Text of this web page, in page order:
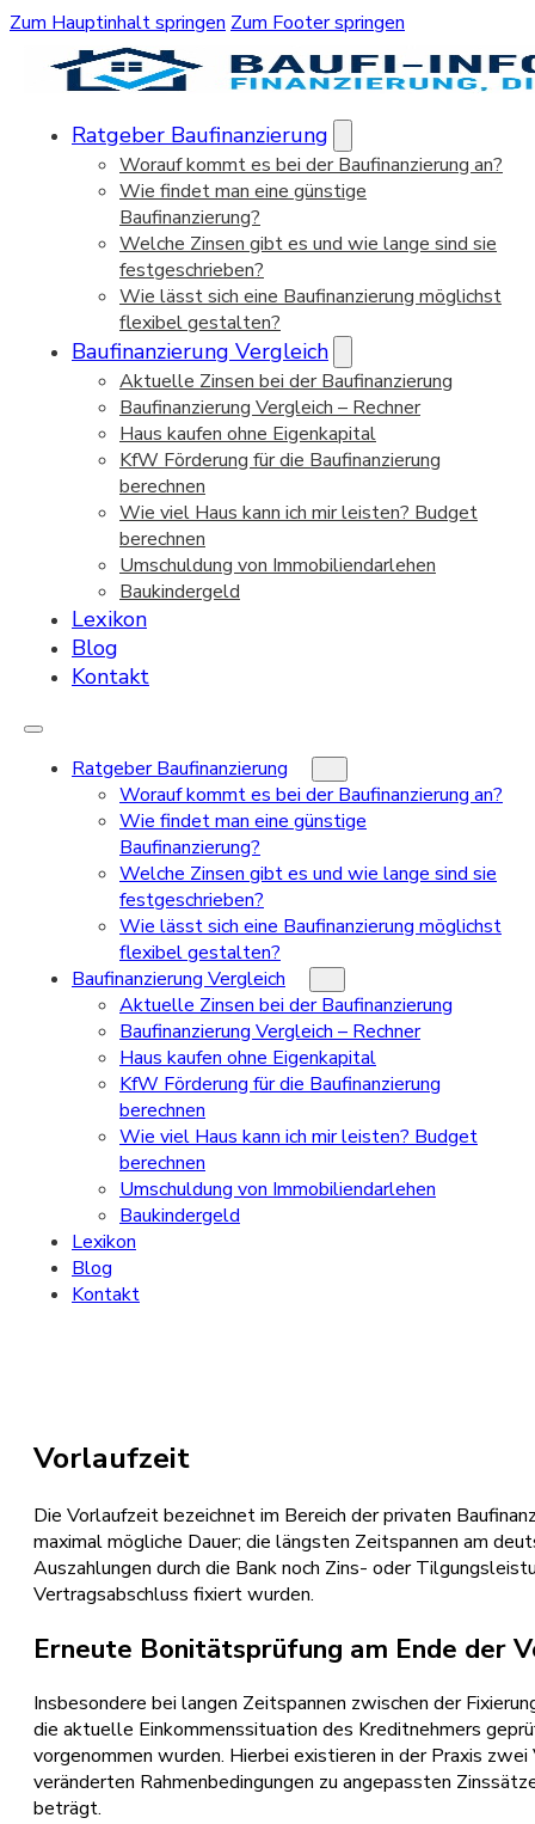
Zum Hauptinhalt springen Zum Footer springen
Ratgeber Baufinanzierung
Worauf kommt es bei der Baufinanzierung an?
Wie findet man eine günstige
Baufinanzierung?
Welche Zinsen gibt es und wie lange sind sie
festgeschrieben?
Wie lässt sich eine Baufinanzierung möglichst
flexibel gestalten?
Baufinanzierung Vergleich
Aktuelle Zinsen bei der Baufinanzierung
Baufinanzierung Vergleich – Rechner
Haus kaufen ohne Eigenkapital
KfW Förderung für die Baufinanzierung
berechnen
Wie viel Haus kann ich mir leisten? Budget
berechnen
Umschuldung von Immobiliendarlehen
Baukindergeld
Lexikon
Blog
Kontakt
Ratgeber Baufinanzierung
Worauf kommt es bei der Baufinanzierung an?
Wie findet man eine günstige
Baufinanzierung?
Welche Zinsen gibt es und wie lange sind sie
festgeschrieben?
Wie lässt sich eine Baufinanzierung möglichst
flexibel gestalten?
Baufinanzierung Vergleich
Aktuelle Zinsen bei der Baufinanzierung
Baufinanzierung Vergleich – Rechner
Haus kaufen ohne Eigenkapital
KfW Förderung für die Baufinanzierung
berechnen
Wie viel Haus kann ich mir leisten? Budget
berechnen
Umschuldung von Immobiliendarlehen
Baukindergeld
Lexikon
Blog
Kontakt
Vorlaufzeit
Die Vorlaufzeit bezeichnet im Bereich der privaten
maximal mögliche Dauer; die längsten Zeitspannen am
Auszahlungen durch die Bank noch Zins- oder
Vertragsabschluss fixiert wurden.
Erneute Bonitätsprüfung am Ende der
Insbesondere bei langen Zeitspannen zwischen der
die aktuelle Einkommenssituation des Kreditnehmers
vorgenommen wurden. Hierbei existieren in der Praxis
veränderten Rahmenbedingungen zu angepassten
beträgt.